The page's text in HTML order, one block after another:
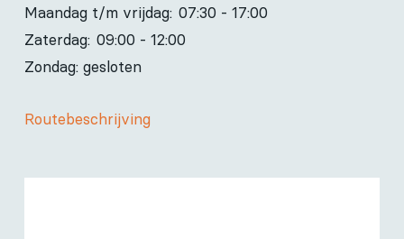
Maandag t/m vrijdag: 07:30 - 17:00
Zaterdag: 09:00 - 12:00
Zondag: gesloten
Routebeschrijving